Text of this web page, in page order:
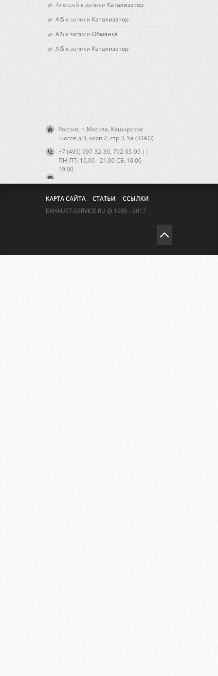
Алексей к записи Катализатор
AIS к записи Катализатор
AIS к записи Обманка
AIS к записи Катализатор
Россия, г. Москва, Каширское
шоссе д.3, корп.2, стр.3, 5а (ЮАО)
+7 (495) 997-32-30, 792-95-95 ||
ПН-ПТ: 10.00 - 21.00 CБ: 10.00 -
19.00
КАРТА САЙТА СТАТЬИ
ССЫЛКИ
EXHAUST-SERVICE.RU @ 1995 - 2017